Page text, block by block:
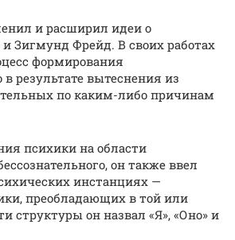
и расширил идеи о
и Зигмунд Фрейд. В своих работах
формирования
в результате вытеснения из
по каким-либо причинам
психики на области
он также ввел
инстанциях —
преобладающих в той или
структуры он назвал «Я», «Оно» и